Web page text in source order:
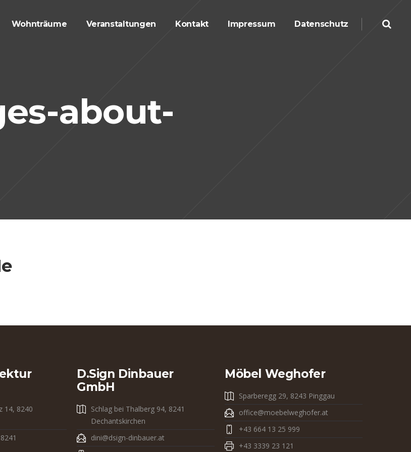
Wohnträume Veranstaltungen Kontakt Impressum Datenschutz
about-
14, 8240
D.sign Dinbauer
GmbH
Schlag bei Thalberg 94, 8241
Dechantskirchen
dini@dsign-dinbauer.at
Möbel Weghofer
Sparberegg 29, 8243 Pinggau
office@moebelweghofer.at
+43 664 13 25 999
+43 3339 23 121